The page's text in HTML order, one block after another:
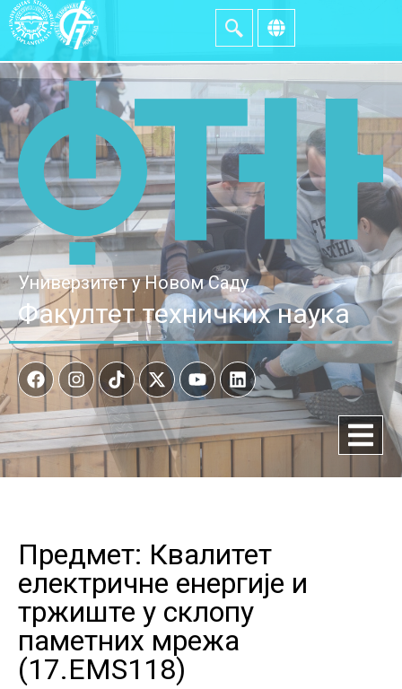
Универзитет у Новом Саду
Факултет техничких наука
Предмет: Квалитет
електричне енергије и
тржиште у склопу
паметних мрежа
(17.EMS118)